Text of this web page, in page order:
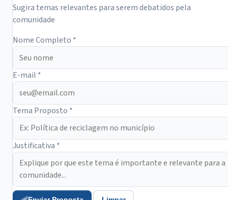
Sugira temas relevantes para serem debatidos pela
comunidade
Nome Completo *
E-mail *
Tema Proposto *
Justificativa *